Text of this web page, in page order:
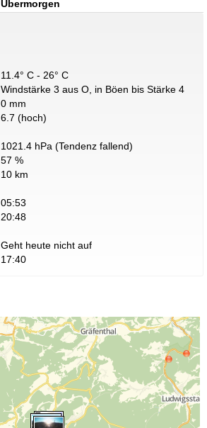
Übermorgen
11.4° C - 26° C
Windstärke 3 aus O, in Böen bis Stärke 4
0 mm
6.7 (hoch)
1021.4 hPa (Tendenz fallend)
57 %
10 km
05:53
20:48
Geht heute nicht auf
17:40